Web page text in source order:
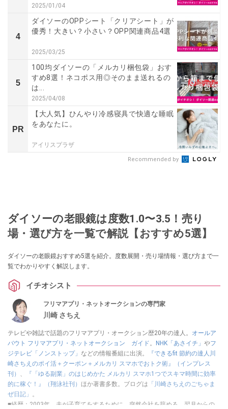
2025/01/04
4
ダイソーのOPPシート「クリアシート」が
優秀！大きい？小さい？OPP関連商品4選
2025/03/25
5
100均ダイソーの「メルカリ梱包袋」おす
すめ8選！ネコポス用◎そのまま送れるの
は...
2025/04/08
PR
【大人気】ひんやり冷感寝具で快適な睡眠
をあなたに。
アイリスプラザ
Recommended by
ダイソーの老眼鏡は度数1.0〜3.5！売り
場・選び方を一覧で解説【おすすめ5選】
ダイソーの老眼鏡おすすめ5選を紹介。度数展開・売り場情報・選び方まで一
覧でわかりやすく解説します。
イチオシスト
フリマアプリ・ネットオークションの専門家
川崎 さちえ
テレビや雑誌で話題のフリマアプリ・オークション歴20年の達人。 オールア
バウト フリマアプリ・ネットオークション ガイド。 NHK「あさイチ」 やフ
ジテレビ「ノンストップ」 などの情報番組に出演。
『できるfit 節約の達人川
崎さちえのポイ活＋クーポン＋メルカリ スマホでおトク術』（インプレス
刊） 、
『「ゆる副業」のはじめかた メルカリ スマホ1つでスキマ時間に効率
的に稼ぐ！』（翔泳社刊） ほか著書多数。ブログは 「川崎さちえのごちゃま
ぜ日記」 。
■経歴：2003年、夫が子育てをするために、突然会社を辞める。翌月からの